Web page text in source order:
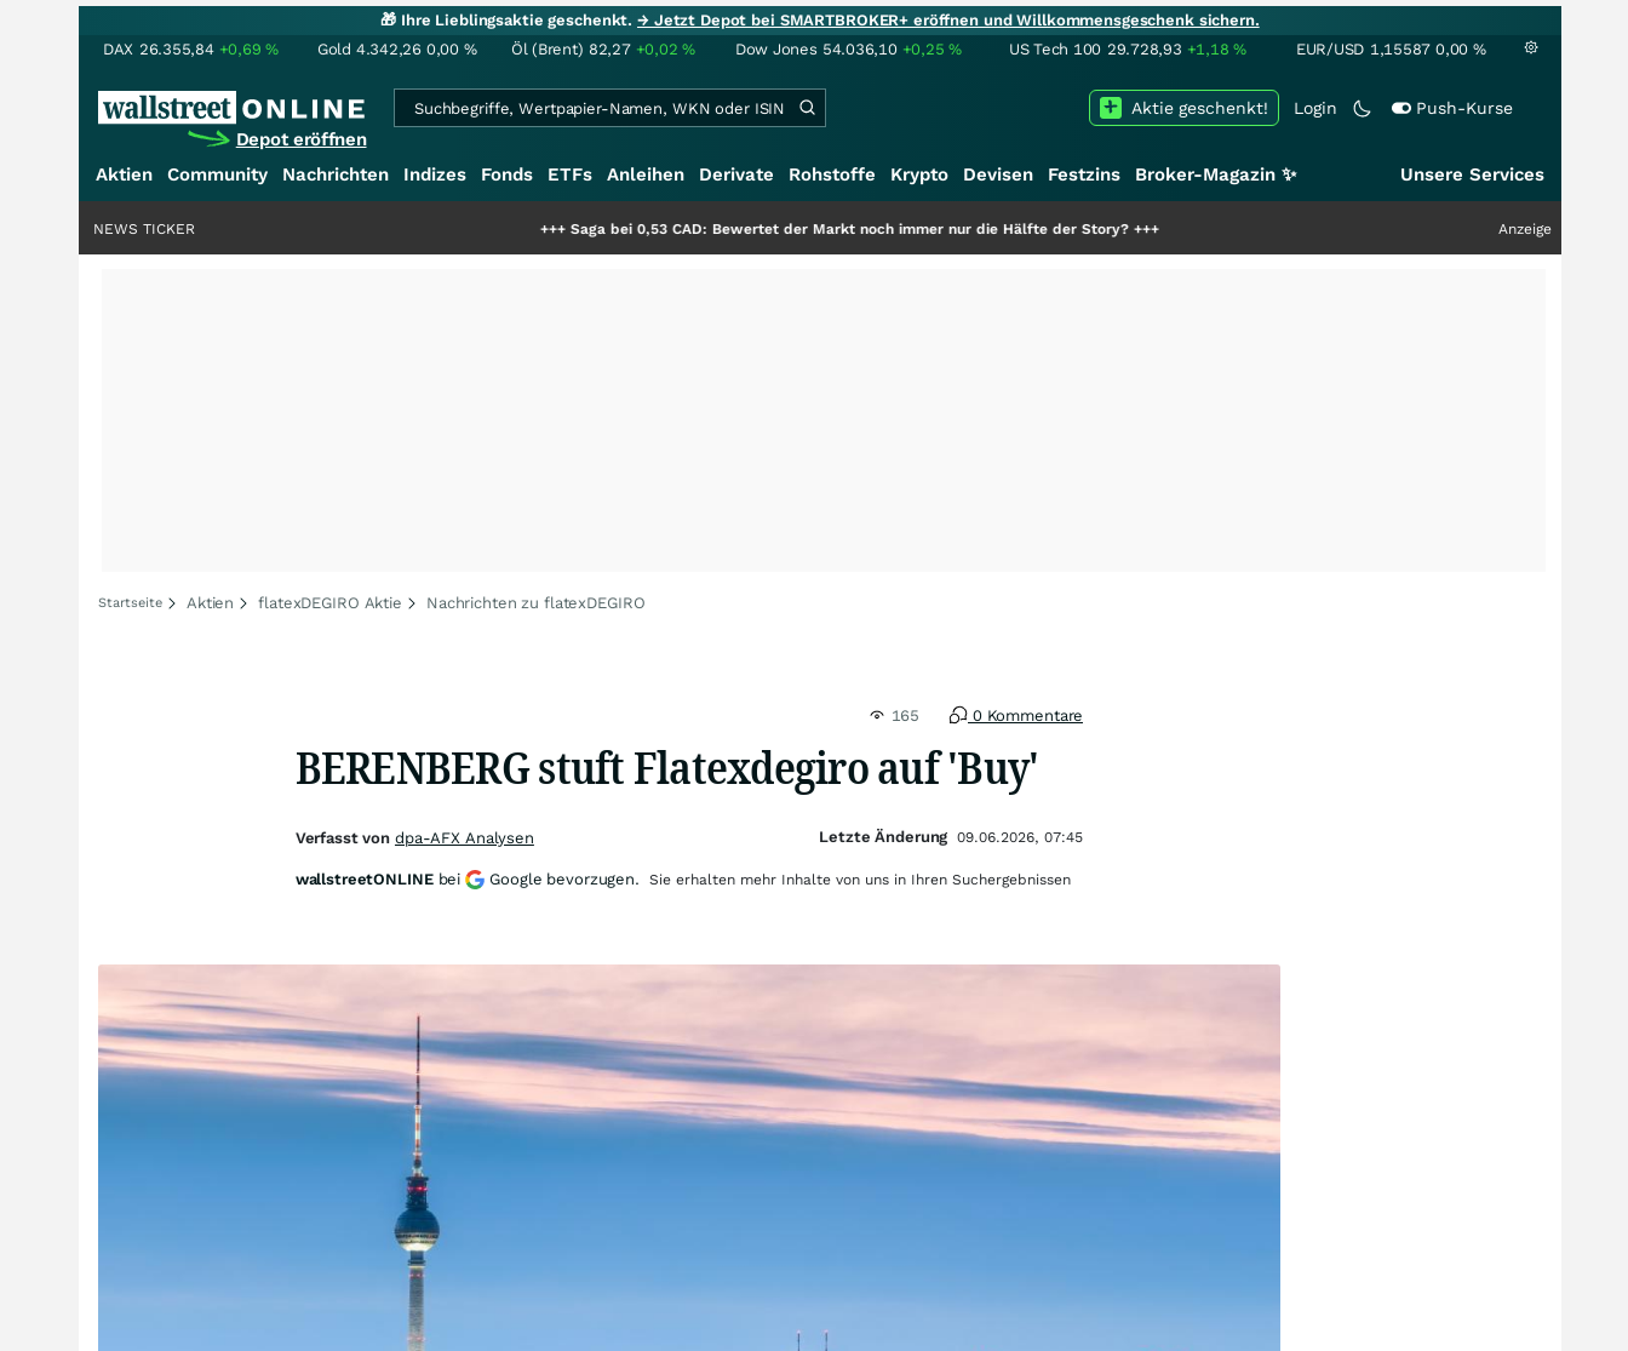
🎁 Ihre Lieblingsaktie geschenkt.→ Jetzt Depot bei SMARTBROKER+ eröffnen und Willkommensgeschenk sichern.
DAX 26.355,84 +0,69% Gold 4.342,26 0,00 % Öl (Brent) 82,27 +0,02% Dow Jones 54.036,10 +0,25% US Tech 100 29.728,93 +1,18% EUR/USD 1,15587 0,00 %
Depot eröffnen
Login Push-Kurse
Aktie geschenkt!
Aktien Community Nachrichten Indizes Fonds ETFs Anleihen Derivate Rohstoffe Krypto Devisen Festzins Broker-Magazin ✨ Unsere Services
Saga bei 0,53 CAD: Bewertet der Markt noch immer nur die Hälfte der Story?+++ Anzeige
NEWS TICKER
Startseite Aktien flatexDEGIRO Aktie Nachrichten zu flatexDEGIRO
165 0 Kommentare
BERENBERG stuft Flatexdegiro auf 'Buy'
Verfasst von dpa-AFX Analysen Letzte Änderung 09.06.2026, 07:45
wallstreetONLINE bei Google bevorzugen. Sie erhalten mehr Inhalte von uns in Ihren Suchergebnissen